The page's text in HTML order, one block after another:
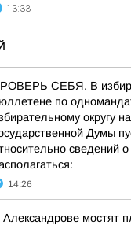
13:33
СЕБЯ. В
по
округу
Думы
сведений
14:26
Александрове мостят